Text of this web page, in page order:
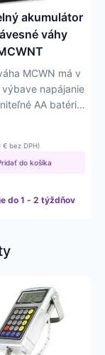
akumulátor
váhy
MCWN má v
napájanie
AA batérie,
€ bez DPH)
do košíka
do 1 - 2 týždňov